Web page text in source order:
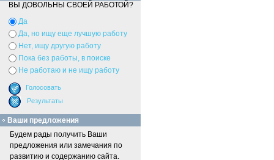
ВЫ ДОВОЛЬНЫ СВОЕЙ РАБОТОЙ?
Да
Да, но ищу еще лучшую работу
Нет, ищу другую работу
Пока без работы, в поиске
Не работаю и не ищу работу
Ваши предложения
Будем рады получить Ваши
предложения или замечания по
развитию и содержанию сайта.